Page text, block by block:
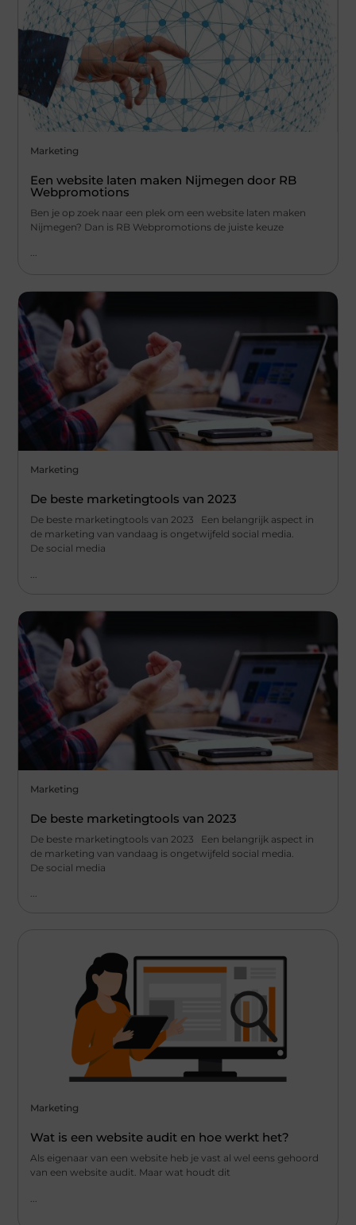
Marketing
Een website laten maken Nijmegen door RB
Webpromotions
Ben je op zoek naar een plek om een website laten maken
Nijmegen? Dan is RB Webpromotions de juiste keuze
...
Marketing
De beste marketingtools van 2023
De beste marketingtools van 2023 Een belangrijk aspect in
de marketing van vandaag is ongetwijfeld social media.
De social media
Marketing
De beste marketingtools van 2023
De beste marketingtools van 2023 Een belangrijk aspect in
de marketing van vandaag is ongetwijfeld social media.
De social media
...
Marketing
Wat is een website audit en hoe werkt het?
Als eigenaar van een website heb je vast al wel eens gehoord
van een website audit. Maar wat houdt dit